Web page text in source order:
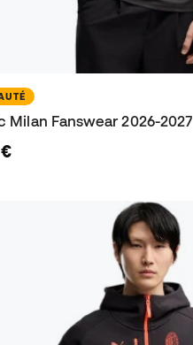
Milan Fanswear 2026-2027